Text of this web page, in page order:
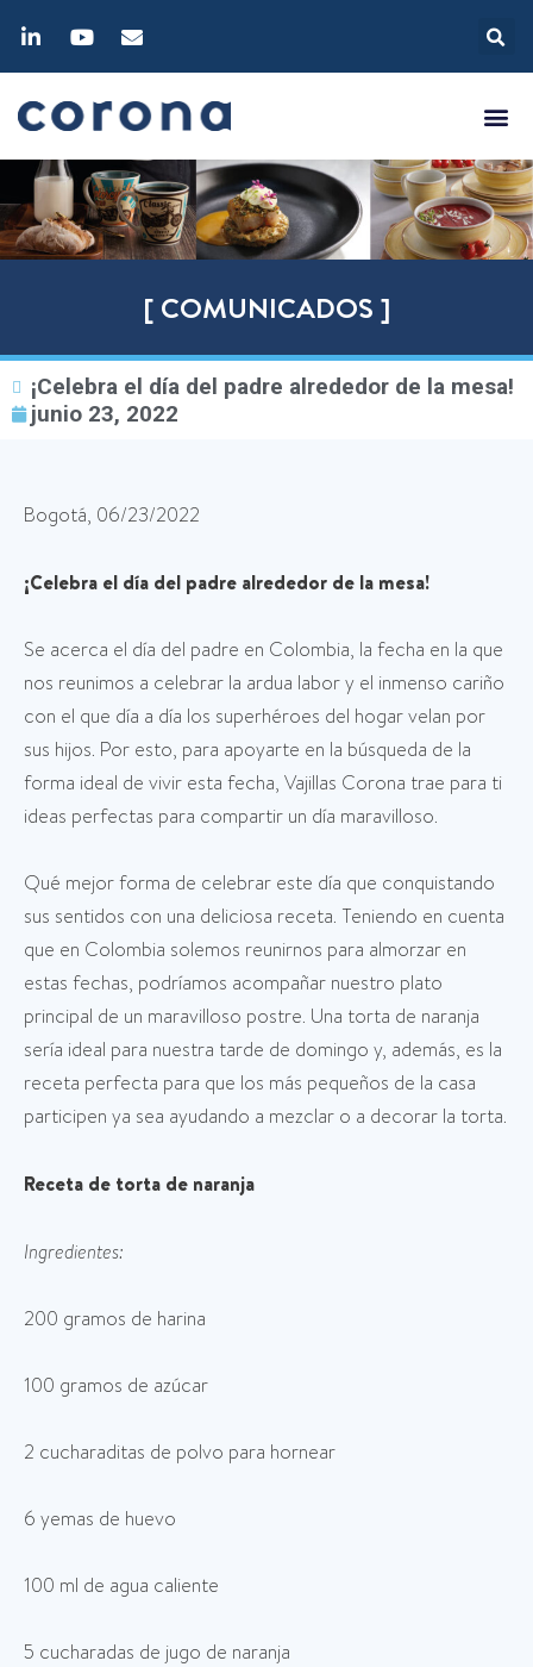
[ COMUNICADOS ]
¡Celebra el día del padre alrededor de la mesa!
junio 23, 2022
Bogotá, 06/23/2022
¡Celebra el día del padre alrededor de la mesa!
Se acerca el día del padre en Colombia, la fecha en la que
nos reunimos a celebrar la ardua labor y el inmenso cariño
con el que día a día los superhéroes del hogar velan por
sus hijos. Por esto, para apoyarte en la búsqueda de la
forma ideal de vivir esta fecha, Vajillas Corona trae para ti
ideas perfectas para compartir un día maravilloso.
Qué mejor forma de celebrar este día que conquistando
sus sentidos con una deliciosa receta. Teniendo en cuenta
que en Colombia solemos reunirnos para almorzar en
estas fechas, podríamos acompañar nuestro plato
principal de un maravilloso postre. Una torta de naranja
sería ideal para nuestra tarde de domingo y, además, es la
receta perfecta para que los más pequeños de la casa
participen ya sea ayudando a mezclar o a decorar la torta.
Receta de torta de naranja
Ingredientes:
200 gramos de harina
100 gramos de azúcar
2 cucharaditas de polvo para hornear
6 yemas de huevo
100 ml de agua caliente
5 cucharadas de jugo de naranja